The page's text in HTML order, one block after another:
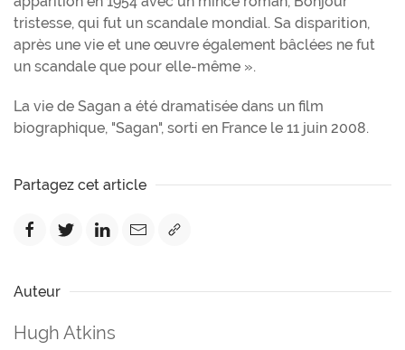
tristesse, qui fut un scandale mondial. Sa disparition,
après une vie et une œuvre également bâclées ne fut
un scandale que pour elle-même ».
La vie de Sagan a été dramatisée dans un film
biographique, "Sagan", sorti en France le 11 juin 2008.
Partagez cet article
Auteur
Hugh Atkins